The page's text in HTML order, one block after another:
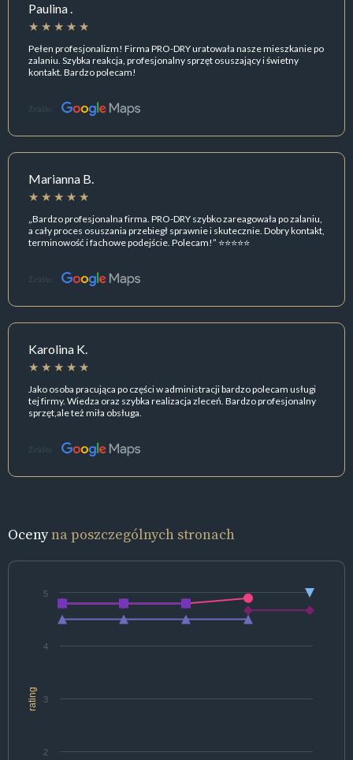
Paulina .
Pełen profesjonalizm! Firma PRO-DRY uratowała nasze mieszkanie po
zalaniu. Szybka reakcja, profesjonalny sprzęt osuszający i świetny
kontakt. Bardzo polecam!
Źródło:
Marianna B.
„Bardzo profesjonalna firma. PRO-DRY szybko zareagowała po zalaniu,
a cały proces osuszania przebiegł sprawnie i skutecznie. Dobry kontakt,
terminowość i fachowe podejście. Polecam!” ⭐⭐⭐⭐⭐
Źródło:
Karolina K.
Jako osoba pracująca po części w administracji bardzo polecam usługi
tej firmy. Wiedza oraz szybka realizacja zleceń. Bardzo profesjonalny
sprzęt,ale też miła obsługa.
Źródło:
Ocenyna poszczególnych stronach
rating
2
3
4
5